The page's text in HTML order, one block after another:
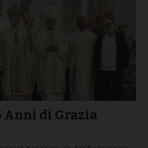
Anni di Grazia